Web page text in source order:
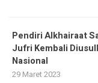
Pendiri Alkhairaat
Jufri Kembali
Nasional
29 Maret 2023